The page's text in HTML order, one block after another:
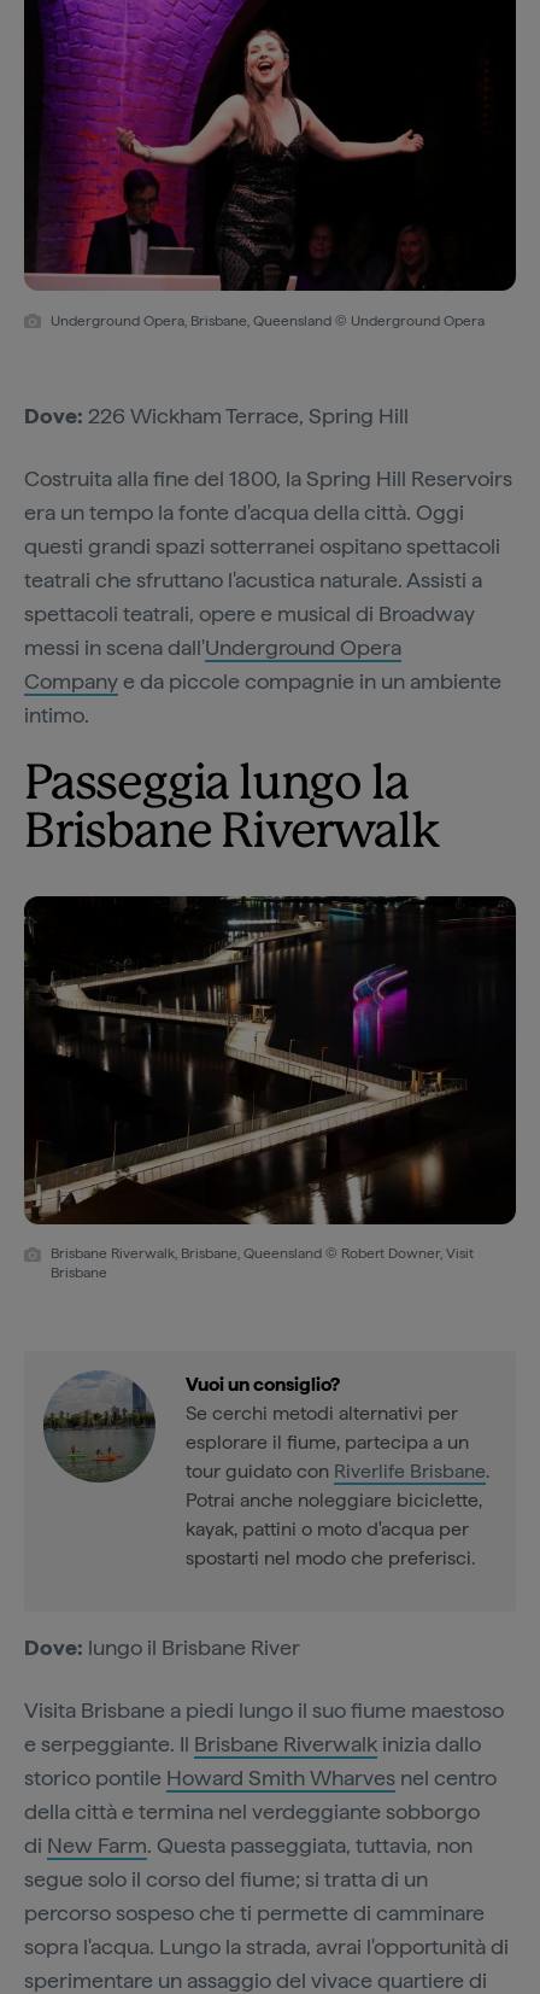
Underground Opera, Brisbane, Queensland © Underground Opera
Dove: 226 Wickham Terrace, Spring Hill
Costruita alla fine del 1800, la Spring Hill Reservoirs
era un tempo la fonte d'acqua della città. Oggi
questi grandi spazi sotterranei ospitano spettacoli
teatrali che sfruttano l'acustica naturale. Assisti a
spettacoli teatrali, opere e musical di Broadway
messi in scena dall'Underground Opera
Companye da piccole compagnie in un ambiente
intimo.
Passeggia lungo la
Brisbane Riverwalk
Brisbane Riverwalk, Brisbane, Queensland © Robert Downer, Visit
Brisbane
Vuoi un consiglio?
Se cerchi metodi alternativi per
esplorare il fiume, partecipa a un
tour guidato con Riverlife Brisbane.
Potrai anche noleggiare biciclette,
kayak, pattini o moto d'acqua per
spostarti nel modo che preferisci.
Dove: lungo il Brisbane River
Visita Brisbane a piedi lungo il suo fiume maestoso
e serpeggiante. Il Brisbane Riverwalk inizia dallo
storico pontile Howard Smith Wharves nel centro
della città e termina nel verdeggiante sobborgo
di New Farm. Questa passeggiata, tuttavia, non
segue solo il corso del fiume; si tratta di un
percorso sospeso che ti permette di camminare
sopra l'acqua. Lungo la strada, avrai l'opportunità di
sperimentare un assaggio del vivace quartiere di